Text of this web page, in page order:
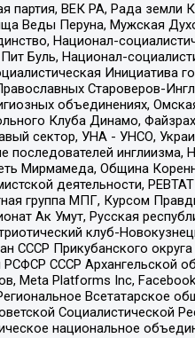
партия, ВЕК РА, Рада
Веды Перуна, Мужская
Национал-
Буль, Национал-
Инициатива
Староверов-
объединениях,
Клуба Динамо,
сектор, УНА - УНСО,
последователей инглиизма,
Мирмамеда, Община
деятельности,
группа МПГ, Курсом
Ак Умут, Русская
клуб-
СССР Прикубанского
СССР Архангельской
Meta Platforms Inc,
Всетатарское
Социалистической
национальное